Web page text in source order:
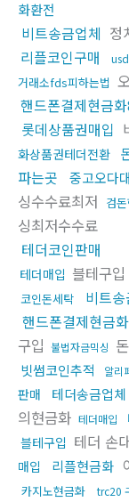
화환전
비트송금업체 정
리플코인구매
거래소fds피하는법
핸드폰결제현금
롯데상품권매입
화상품권테더전환
파는곳
중고오다
싱수수료최저 검
싱최저수수료
테더코인판매
테더매입 블테구입
코인돈세탁 비트
핸드폰결제현금
구입 불법자금믹싱
빗썸코인추적 알리
판매
테더송금업체
의현금화 테더매입
블테구입 테더 손
매입
리플현금화
카지노현금화
trc20